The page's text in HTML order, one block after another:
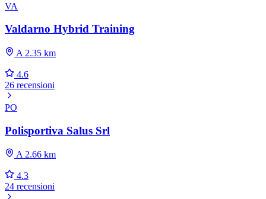
VA
Valdarno Hybrid Training
A 2.35 km
4.6
26 recensioni
PO
Polisportiva Salus Srl
A 2.66 km
4.3
24 recensioni